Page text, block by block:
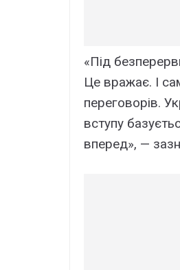
«Під
Це вражає. І
переговорів.
вступу
вперед», —